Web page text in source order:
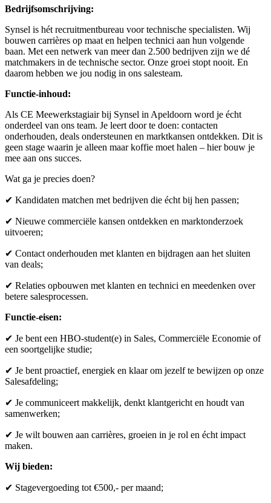
Bedrijfsomschrijving:
Synsel is hét recruitmentbureau voor technische specialisten. Wij
bouwen carrières op maat en helpen technici aan hun volgende
baan. Met een netwerk van meer dan 2.500 bedrijven zijn we dé
matchmakers in de technische sector. Onze groei stopt nooit. En
daarom hebben we jou nodig in ons salesteam.
Functie-inhoud:
Als CE Meewerkstagiair bij Synsel in Apeldoorn word je écht
onderdeel van ons team. Je leert door te doen: contacten
onderhouden, deals ondersteunen en marktkansen ontdekken. Dit is
geen stage waarin je alleen maar koffie moet halen – hier bouw je
mee aan ons succes.
Wat ga je precies doen?
✔ Kandidaten matchen met bedrijven die écht bij hen passen;
✔ Nieuwe commerciële kansen ontdekken en marktonderzoek
uitvoeren;
✔ Contact onderhouden met klanten en bijdragen aan het sluiten
van deals;
✔ Relaties opbouwen met klanten en technici en meedenken over
betere salesprocessen.
Functie-eisen:
✔ Je bent een HBO-student(e) in Sales, Commerciële Economie of
een soortgelijke studie;
✔ Je bent proactief, energiek en klaar om jezelf te bewijzen op onze
Salesafdeling;
✔ Je communiceert makkelijk, denkt klantgericht en houdt van
samenwerken;
✔ Je wilt bouwen aan carrières, groeien in je rol en écht impact
maken.
Wij bieden:
✔ Stagevergoeding tot €500,- per maand;